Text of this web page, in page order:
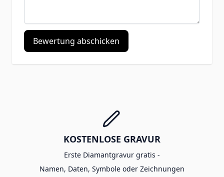
Bewertung abschicken
KOSTENLOSE GRAVUR
Erste Diamantgravur gratis -
Namen, Daten, Symbole oder Zeichnungen